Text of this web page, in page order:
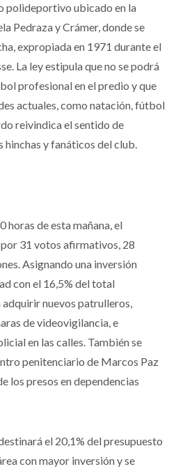
polideportivo ubicado en la
Pedraza y Crámer, donde se
expropiada en 1971 durante el
La ley estipula que no se podrá
profesional en el predio y que
actuales, como natación, fútbol
reivindica el sentido de
hinchas y fanáticos del club.
horas de esta mañana, el
31 votos afirmativos, 28
Asignando una inversión
con el 16,5% del total
nuevos patrulleros,
de videovigilancia, e
en las calles. También se
penitenciario de Marcos Paz
los presos en dependencias
el 20,1% del presupuesto
con mayor inversión y se